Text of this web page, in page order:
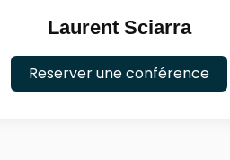
Laurent Sciarra
Reserver une conférence